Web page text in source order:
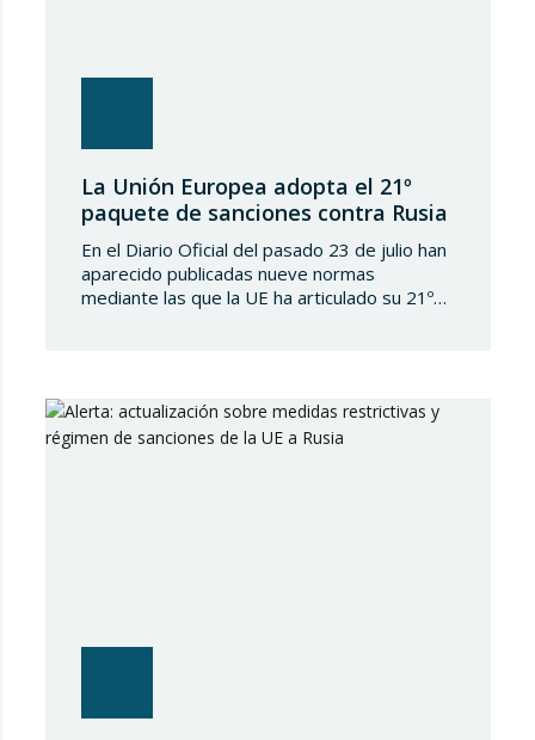
La Unión Europea adopta el 21º
paquete de sanciones contra Rusia
En el Diario Oficial del pasado 23 de julio han
aparecido publicadas nueve normas
mediante las que la UE ha articulado su 21º
contra dicho país. En…